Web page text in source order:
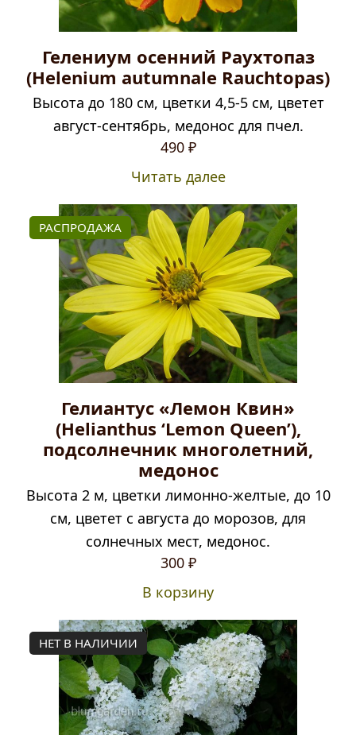
Гелениум осенний Раухтопаз
(Helenium autumnale Rauchtopas)
Высота до 180 см, цветки 4,5-5 см, цветет
август-сентябрь, медонос для пчел.
490 ₽
Читать далее
РАСПРОДАЖА
Гелиантус «Лемон Квин»
(Helianthus ‘Lemon Queen’),
подсолнечник многолетний,
медонос
Высота 2 м, цветки лимонно-желтые, до 10
см, цветет с августа до морозов, для
солнечных мест, медонос.
Первоначальная
составляла
350 ₽.
300 ₽Текущая
300 ₽.
В корзину
НЕТ В НАЛИЧИИ